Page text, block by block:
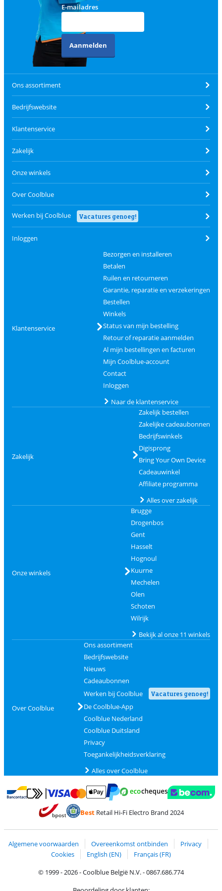
E-mailadres
Aanmelden
Ons assortiment
Bedrijfswebsite
Klantenservice
Zakelijk
Onze winkels
Over Coolblue
Werken bij Coolblue Vacatures genoeg!
Inloggen
Klantenservice
Bezorgen en installeren
Betalen
Ruilen en retourneren
Garantie, reparatie en verzekeringen
Bestellen
Winkels
Status van mijn bestelling
Retour of reparatie aanmelden
Al mijn bestellingen en facturen
Mijn Coolblue-account
Contact
Inloggen
Naar de klantenservice
Zakelijk
Zakelijk bestellen
Zakelijke cadeaubonnen
Bedrijfswinkels
Digisprong
Bring Your Own Device
Cadeauwinkel
Affiliate programma
Alles over zakelijk
Onze winkels
Brugge
Drogenbos
Gent
Hasselt
Hognoul
Kuurne
Mechelen
Olen
Schoten
Wilrijk
Bekijk al onze 11 winkels
Over Coolblue
Ons assortiment
Bedrijfswebsite
Nieuws
Cadeaubonnen
Werken bij Coolblue
Vacatures genoeg!
De Coolblue-App
Coolblue Nederland
Coolblue Duitsland
Privacy
Toegankelijkheidsverklaring
Alles over Coolblue
Betalen met Bancontact
Betalen met MasterCard en Visa via ClickToPay
BestRetail Hi-Fi Electro Brand 2024
Algemene voorwaarden Overeenkomst ontbinden
Privacy
Cookies
English (EN)
Français (FR)
© 1999 - 2026 - Coolblue België N.V. - 0867.686.774